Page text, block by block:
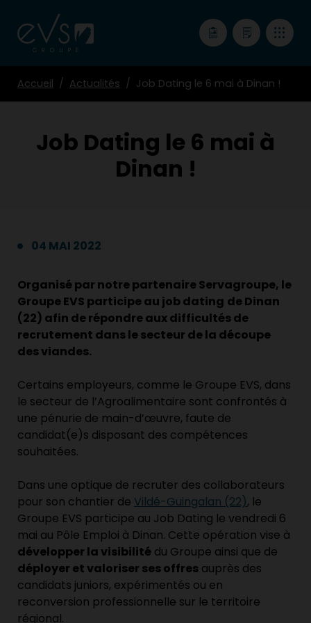
Accueil Actualités Job Dating le 6 mai à Dinan !
Job Dating le 6 mai à
Dinan !
04 MAI 2022
Organisé par notre partenaire Servagroupe, le
Groupe EVS participe au job dating de Dinan
(22) afin de répondre aux difficultés de
recrutement dans le secteur de la découpe
des viandes.
Certains employeurs, comme le Groupe EVS, dans
le secteur de l’Agroalimentaire sont confrontés à
une pénurie de main-d’œuvre, faute de
candidat(e)s disposant des compétences
souhaitées.
Dans une optique de recruter des collaborateurs
pour son chantier de Vildé-Guingalan (22), le
Groupe EVS participe au Job Dating le vendredi 6
mai au Pôle Emploi à Dinan. Cette opération vise à
développer la visibilité du Groupe ainsi que de
déployer et valoriser ses offres auprès des
candidats juniors, expérimentés ou en
reconversion professionnelle sur le territoire
régional.